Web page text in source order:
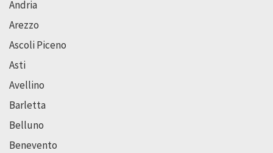
Andria
Arezzo
Ascoli Piceno
Asti
Avellino
Barletta
Belluno
Benevento